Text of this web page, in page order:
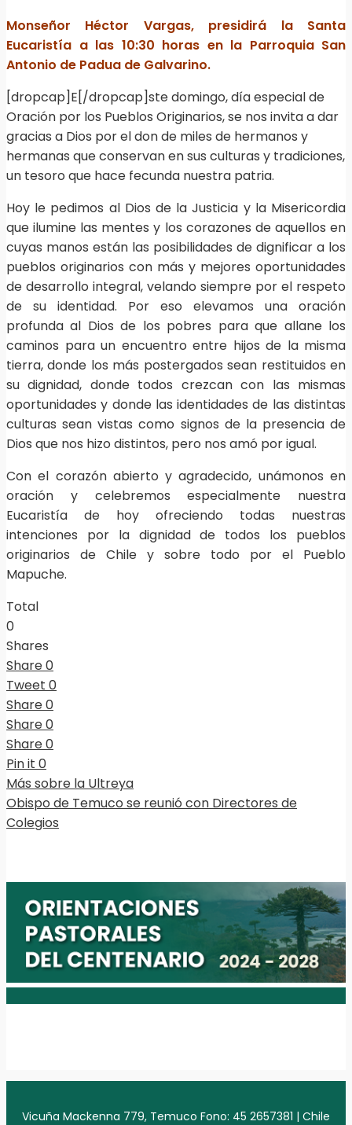
Monseñor Héctor Vargas, presidirá la Santa
Eucaristía a las 10:30 horas en la Parroquia San
Antonio de Padua de Galvarino.
[dropcap]E[/dropcap]ste domingo, día especial de
Oración por los Pueblos Originarios, se nos invita a dar
gracias a Dios por el don de miles de hermanos y
hermanas que conservan en sus culturas y tradiciones,
un tesoro que hace fecunda nuestra patria.
Hoy le pedimos al Dios de la Justicia y la Misericordia
que ilumine las mentes y los corazones de aquellos en
cuyas manos están las posibilidades de dignificar a los
pueblos originarios con más y mejores oportunidades
de desarrollo integral, velando siempre por el respeto
de su identidad. Por eso elevamos una oración
profunda al Dios de los pobres para que allane los
caminos para un encuentro entre hijos de la misma
tierra, donde los más postergados sean restituidos en
su dignidad, donde todos crezcan con las mismas
oportunidades y donde las identidades de las distintas
culturas sean vistas como signos de la presencia de
Dios que nos hizo distintos, pero nos amó por igual.
Con el corazón abierto y agradecido, unámonos en
oración y celebremos especialmente nuestra
Eucaristía de hoy ofreciendo todas nuestras
intenciones por la dignidad de todos los pueblos
originarios de Chile y sobre todo por el Pueblo
Mapuche.
Total
0
Shares
Share0
Tweet 0
Share0
Share0
Share0
Pin it 0
Más sobre la Ultreya
Obispo de Temuco se reunió con Directores de
Colegios
Vicuña Mackenna 779, Temuco Fono: 45 2657381 | Chile